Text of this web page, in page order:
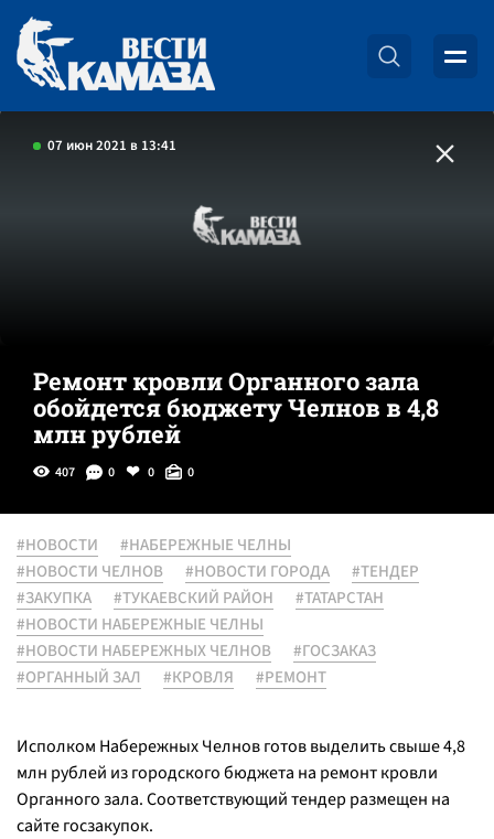
07 июн 2021 в 13:41
Ремонт кровли Органного зала
обойдется бюджету Челнов в 4,8
млн рублей
407 0 0 0
#НОВОСТИ
#НАБЕРЕЖНЫЕ ЧЕЛНЫ
#НОВОСТИ ЧЕЛНОВ
#НОВОСТИ ГОРОДА
#ТЕНДЕР
#ЗАКУПКА
#ТУКАЕВСКИЙ РАЙОН
#ТАТАРСТАН
#НОВОСТИ НАБЕРЕЖНЫЕ ЧЕЛНЫ
#НОВОСТИ НАБЕРЕЖНЫХ ЧЕЛНОВ
#ГОСЗАКАЗ
#ОРГАННЫЙ ЗАЛ
#КРОВЛЯ #РЕМОНТ
Исполком Набережных Челнов готов выделить свыше 4,8
млн рублей из городского бюджета на ремонт кровли
Органного зала. Соответствующий тендер размещен на
сайте госзакупок.